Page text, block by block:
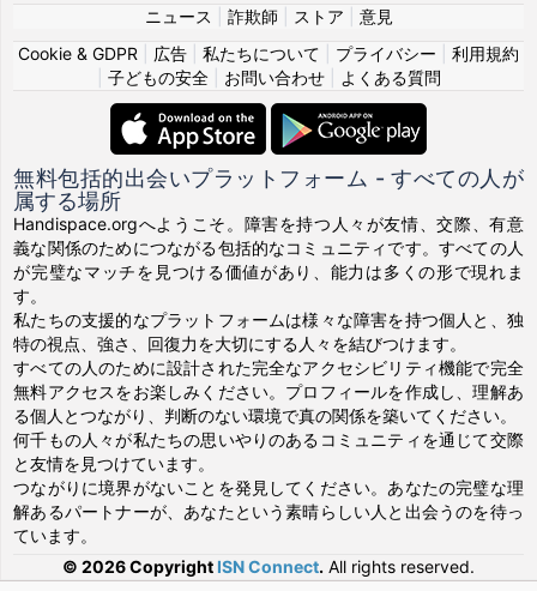
ニュース 詐欺師 ストア
意見
Cookie & GDPR
広告 私たちについて プライバシー
利用規約
子どもの安全| お問い合わせ| よくある質問
無料包括的出会いプラットフォーム - すべての人が
属する場所
Handispace.orgへようこそ。障害を持つ人々が友情、交際、有意
義な関係のためにつながる包括的なコミュニティです。すべての人
が完璧なマッチを見つける価値があり、能力は多くの形で現れま
す。
私たちの支援的なプラットフォームは様々な障害を持つ個人と、独
特の視点、強さ、回復力を大切にする人々を結びつけます。
すべての人のために設計された完全なアクセシビリティ機能で完全
無料アクセスをお楽しみください。プロフィールを作成し、理解あ
る個人とつながり、判断のない環境で真の関係を築いてください。
何千もの人々が私たちの思いやりのあるコミュニティを通じて交際
と友情を見つけています。
つながりに境界がないことを発見してください。あなたの完璧な理
解あるパートナーが、あなたという素晴らしい人と出会うのを待っ
ています。
© 2026 Copyright ISN Connect. All rights reserved.